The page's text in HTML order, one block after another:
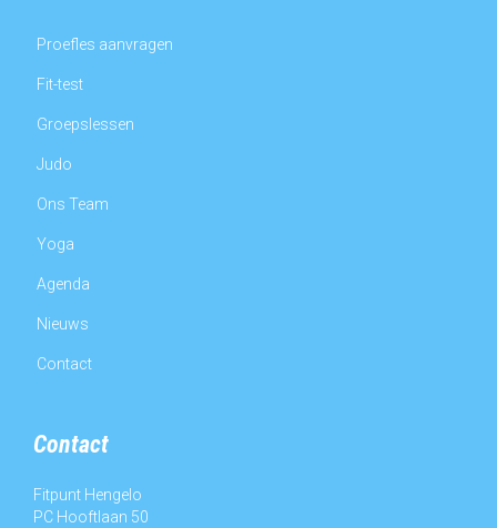
Proefles aanvragen
Fit-test
Groepslessen
Judo
Ons Team
Yoga
Agenda
Nieuws
Contact
Contact
Fitpunt Hengelo
PC Hooftlaan 50